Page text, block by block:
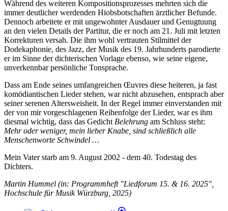
Während des weiteren Kompositionsprozesses mehrten sich die
immer deutlicher werdenden Hiobsbotschaften ärztlicher Befunde.
Dennoch arbeitete er mit ungewohnter Ausdauer und Genugtuung
an den vielen Details der Partitur, die er noch am 21. Juli mit letzten
Korrekturen versah. Die ihm wohl vertrauten Stilmittel der
Dodekaphonie, des Jazz, der Musik des 19. Jahrhunderts parodierte
er im Sinne der dichterischen Vorlage ebenso, wie seine eigene,
unverkennbar persönliche Tonsprache.
Dass am Ende seines umfangreichen Œuvres diese heiteren, ja fast
komödiantischen Lieder stehen, war nicht abzusehen, entsprach aber
seiner serenen Altersweisheit. In der Regel immer einverstanden mit
der von mir vorgeschlagenen Reihenfolge der Lieder, war es ihm
diesmal wichtig, dass das Gedicht Belehrung am Schluss steht:
Mehr oder weniger, mein lieber Knabe, sind schließlich alle
Menschenworte Schwindel …
Mein Vater starb am 9. August 2002 - dem 40. Todestag des
Dichters.
Martin Hummel (in: Programmheft "Liedforum 15. & 16. 2025",
Hochschule für Musik Würzburg, 2025)